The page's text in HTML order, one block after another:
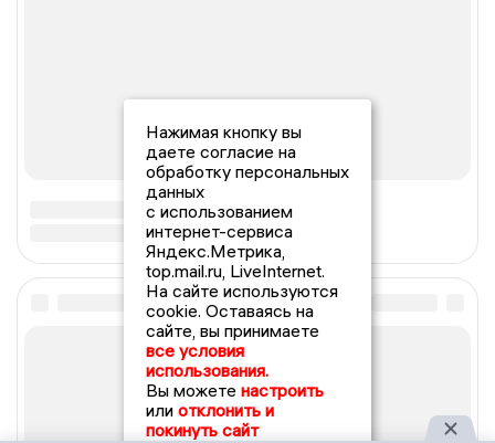
Нажимая кнопку вы
даете согласие на
обработку персональных
данных
с использованием
интернет-сервиса
Яндекс.Метрика,
top.mail.ru, LiveInternet.
На сайте используются
cookie. Оставаясь на
сайте, вы принимаете
все условия
использования.
Вы можете настроить
или отклонить и
покинуть сайт